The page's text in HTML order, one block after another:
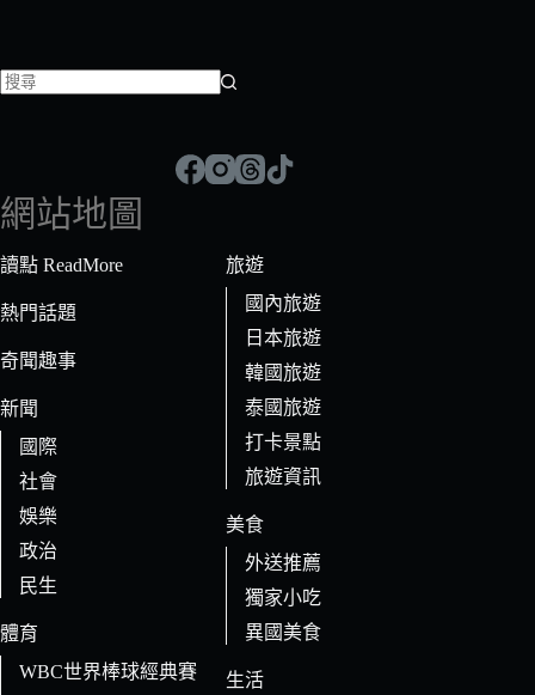
符
合
條
的
果
網站地圖
讀點 ReadMore
熱門話題
奇聞趣事
新聞
國際
社會
娛樂
政治
民生
體育
WBC世界棒球經典賽
旅遊
國內旅遊
日本旅遊
韓國旅遊
泰國旅遊
打卡景點
旅遊資訊
美食
外送推薦
獨家小吃
異國美食
生活